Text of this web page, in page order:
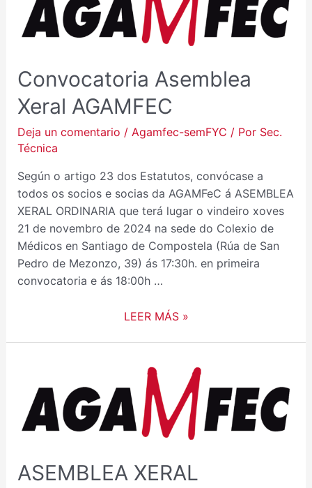
Convocatoria Asemblea
Xeral AGAMFEC
Deja un comentario / Agamfec-semFYC / Por Sec.
Técnica
Según o artigo 23 dos Estatutos, convócase a
todos os socios e socias da AGAMFeC á ASEMBLEA
XERAL ORDINARIA que terá lugar o vindeiro xoves
21 de novembro de 2024 na sede do Colexio de
Médicos en Santiago de Compostela (Rúa de San
Pedro de Mezonzo, 39) ás 17:30h. en primeira
convocatoria e ás 18:00h …
XERAL
AGAMFEC
LEER MÁS »
ASEMBLEA XERAL
ASEMBLEA
XERAL
AGAMFEC